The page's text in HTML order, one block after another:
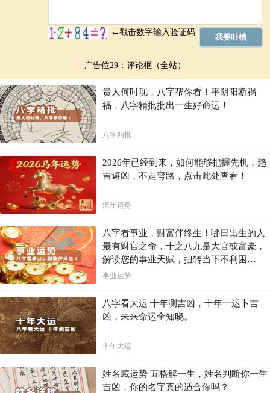
广告位29：评论框（全站）
贵人何时现，八字帮你看！平阴阳断祸
福，八字精批批出一生好命运！
八字精批
2026年已经到来，如何能够把握先机，趋
吉避凶，不走弯路，点击此处查看！
流年运势
八字看事业，财富伴终生！哪日出生的人
最有财官之命，十之八九是大官或富豪，
解读您的事业天赋，扭转当下不利困
局！！
事业运势
八字看大运 十年测吉凶，十年一运卜吉
凶，未来命运全知晓。
十年大运
姓名藏运势 五格解一生，姓名判断你一生
吉凶，你的名字真的适合你吗？